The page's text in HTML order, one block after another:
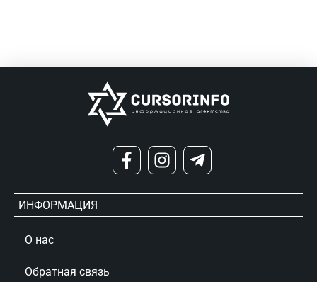
ИНФОРМАЦИЯ
О нас
Обратная связь